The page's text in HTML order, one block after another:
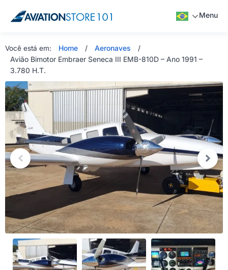
Menu
Você está em: Home / Aeronaves
/
Avião Bimotor Embraer Seneca III EMB-810D – Ano 1991 –
3.780 H.T.